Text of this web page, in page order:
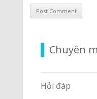
Chuyên
Hỏi đáp